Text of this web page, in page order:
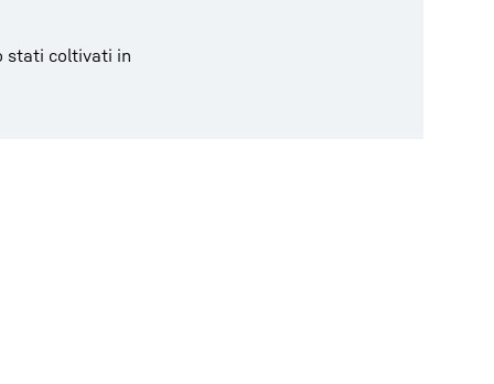
stati coltivati in